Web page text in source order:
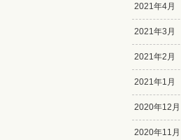
2021年4月
2021年3月
2021年2月
2021年1月
2020年12月
2020年11月